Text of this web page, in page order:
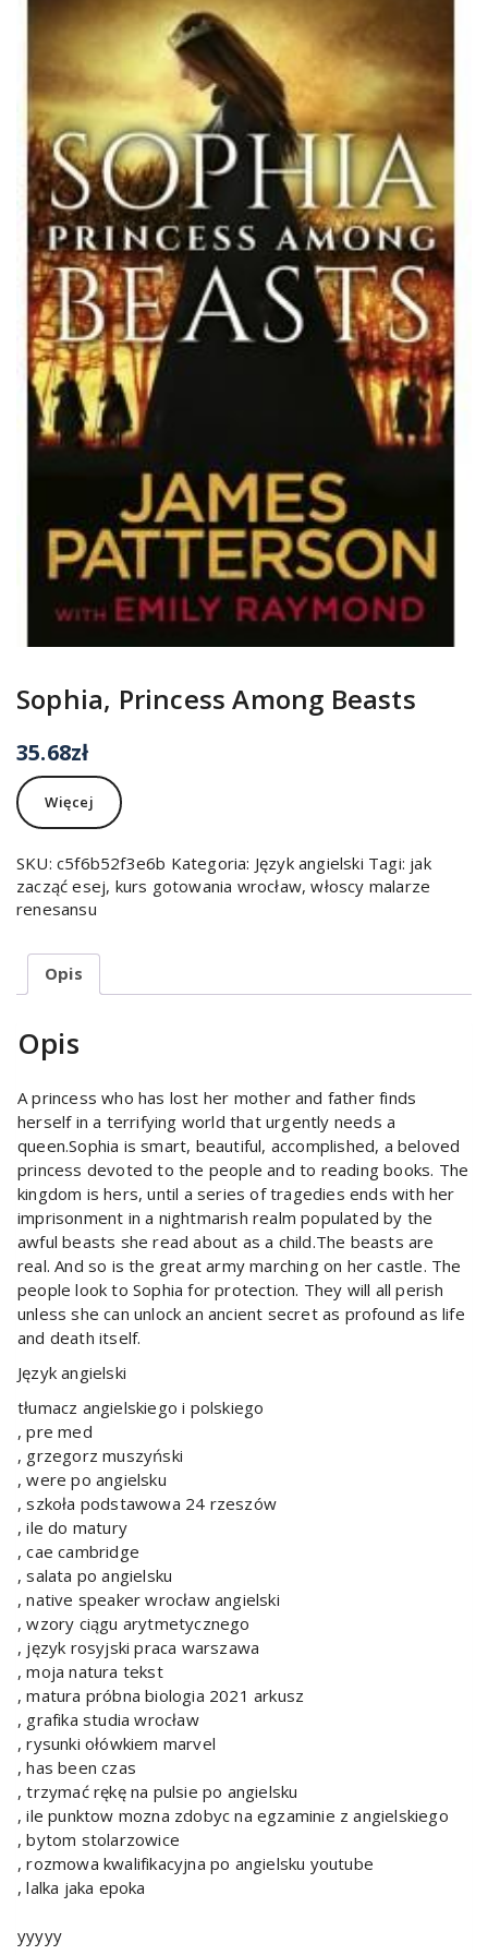
Sophia, Princess Among Beasts
35.68zł
Więcej
SKU: c5f6b52f3e6b Kategoria: Język angielski Tagi: jak
zacząć esej, kurs gotowania wrocław,włoscy malarze
renesansu
Opis
Opis
A princess who has lost her mother and father finds
herself in a terrifying world that urgently needs a
queen.Sophia is smart, beautiful, accomplished, a beloved
princess devoted to the people and to reading books. The
kingdom is hers, until a series of tragedies ends with her
imprisonment in a nightmarish realm populated by the
awful beasts she read about as a child.The beasts are
real. And so is the great army marching on her castle. The
people look to Sophia for protection. They will all perish
unless she can unlock an ancient secret as profound as life
and death itself.
Język angielski
tłumacz angielskiego i polskiego
, pre med
, grzegorz muszyński
, were po angielsku
, szkoła podstawowa 24 rzeszów
, ile do matury
, cae cambridge
, salata po angielsku
, native speaker wrocław angielski
, wzory ciągu arytmetycznego
, język rosyjski praca warszawa
, moja natura tekst
, matura próbna biologia 2021 arkusz
, grafika studia wrocław
, rysunki ołówkiem marvel
, has been czas
, trzymać rękę na pulsie po angielsku
, ile punktow mozna zdobyc na egzaminie z angielskiego
, bytom stolarzowice
, rozmowa kwalifikacyjna po angielsku youtube
, lalka jaka epoka
yyyyy